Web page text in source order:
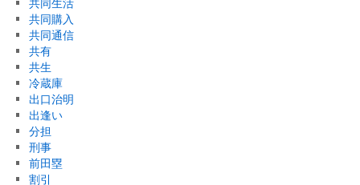
共同購入
共同通信
共有
共生
冷蔵庫
出口治明
出逢い
分担
刑事
前田塁
割引